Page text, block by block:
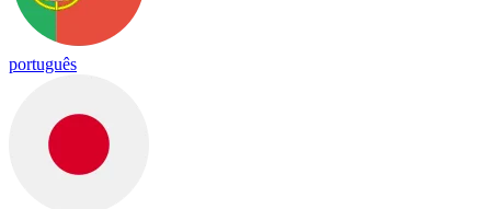
português